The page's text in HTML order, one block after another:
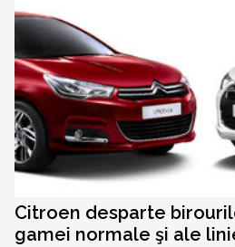
Citroen desparte
gamei normale şi ale